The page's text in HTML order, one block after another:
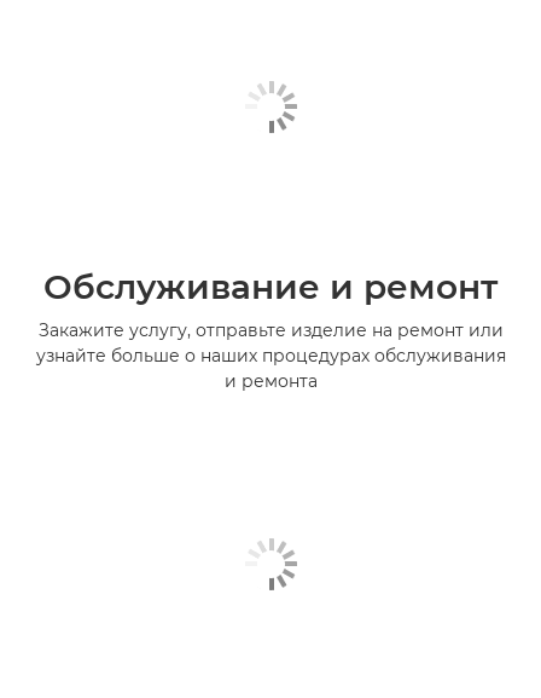
Обслуживание и ремонт
Закажите услугу, отправьте изделие на ремонт или
узнайте больше о наших процедурах обслуживания
и ремонта